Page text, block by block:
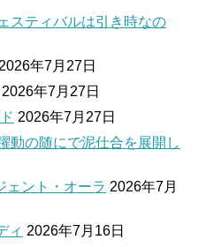
スティバルは引き時なの
2026年7月27日
2026年7月27日
2026年7月27日
動の随にで泥仕合を展開し
ェント・オーラ 2026年7月
ィ 2026年7月16日